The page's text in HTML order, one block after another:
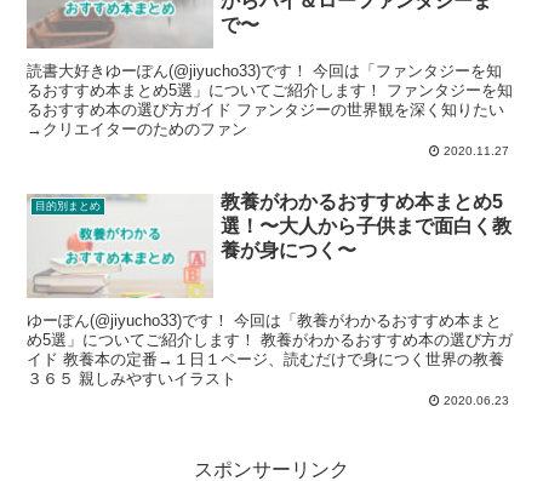
で〜
読書大好きゆーぽん(@jiyucho33)です！ 今回は「ファンタジーを知
るおすすめ本まとめ5選」についてご紹介します！ ファンタジーを知
るおすすめ本の選び方ガイド ファンタジーの世界観を深く知りたい
→クリエイターのためのファン
2020.11.27
目的別まとめ
教養がわかるおすすめ本まとめ5
選！〜大人から子供まで面白く教
養が身につく〜
ゆーぽん(@jiyucho33)です！ 今回は「教養がわかるおすすめ本まと
め5選」についてご紹介します！ 教養がわかるおすすめ本の選び方ガ
イド 教養本の定番→１日１ページ、読むだけで身につく世界の教養
３６５ 親しみやすいイラスト
2020.06.23
スポンサーリンク